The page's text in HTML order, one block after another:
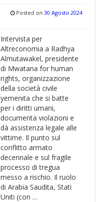
Posted on 30 Agosto 2024
Intervista per
Altreconomia a Radhya
Almutawakel, presidente
di Mwatana for human
rights, organizzazione
della società civile
yemenita che si batte
per i diritti umani,
documenta violazioni e
dà assistenza legale alle
vittime. Il punto sul
conflitto armato
decennale e sul fragile
processo di tregua
messo a rischio. Il ruolo
di Arabia Saudita, Stati
Uniti (con …